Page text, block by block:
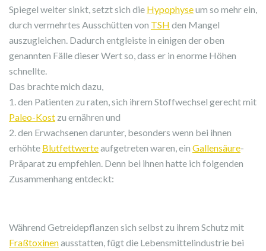
Spiegel weiter sinkt, setzt sich die Hypophyseum so mehr ein,
durch vermehrtes Ausschütten von TSH den Mangel
auszugleichen. Dadurch entgleiste in einigen der oben
genannten Fälle dieser Wert so, dass er in enorme Höhen
schnellte.
Das brachte mich dazu,
1. den Patienten zu raten, sich ihrem Stoffwechsel gerecht mit
Paleo-Kost zu ernähren und
2. den Erwachsenen darunter, besonders wenn bei ihnen
erhöhte Blutfettwerteaufgetreten waren, ein Gallensäure-
Präparat zu empfehlen. Denn bei ihnen hatte ich folgenden
Zusammenhang entdeckt:
Während Getreidepflanzen sich selbst zu ihrem Schutz mit
Fraßtoxinenausstatten, fügt die Lebensmittelindustrie bei